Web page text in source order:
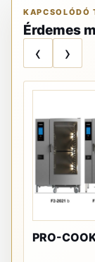
KAPCSOLÓDÓ
Érdemes
‹ ›
PRO-